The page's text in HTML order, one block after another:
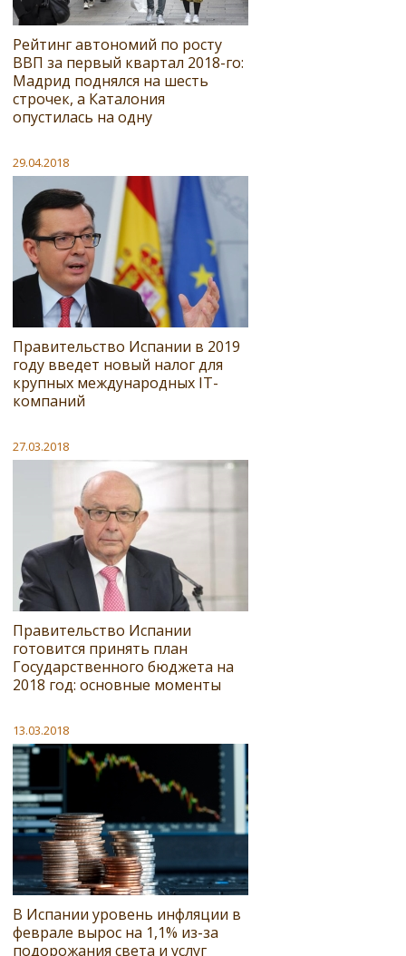
Рейтинг автономий по росту
ВВП за первый квартал 2018-го:
Мадрид поднялся на шесть
строчек, а Каталония
опустилась на одну
29.04.2018
Правительство Испании в 2019
году введет новый налог для
крупных международных IT-
компаний
27.03.2018
Правительство Испании
готовится принять план
Государственного бюджета на
2018 год: основные моменты
13.03.2018
В Испании уровень инфляции в
феврале вырос на 1,1% из-за
подорожания света и услуг